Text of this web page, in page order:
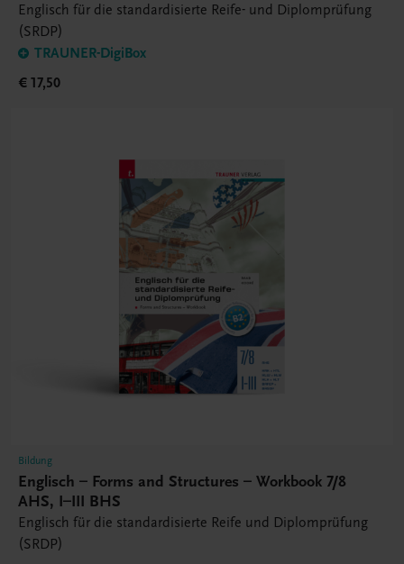
Englisch für die standardisierte Reife- und Diplomprüfung
(SRDP)
TRAUNER-DigiBox
€ 17,50
Bildung
Englisch – Forms and Structures – Workbook 7/8
AHS, I–III BHS
Englisch für die standardisierte Reife und Diplomprüfung
(SRDP)